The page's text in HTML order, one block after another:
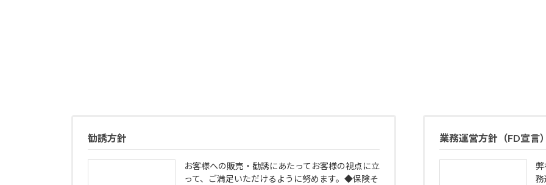
勧誘方針
お客様への販売・勧誘にあたってお客様の視点に立
って、ご満足いただけるように努めます。◆保険そ
業務運営方針（FD宣言
弊
務